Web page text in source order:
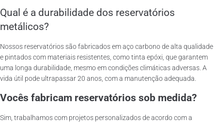
Qual é a durabilidade dos reservatórios
metálicos?
Nossos reservatórios são fabricados em aço carbono de alta qualidade
e pintados com materiais resistentes, como tinta epóxi, que garantem
uma longa durabilidade, mesmo em condições climáticas adversas. A
vida útil pode ultrapassar 20 anos, com a manutenção adequada.
Vocês fabricam reservatórios sob medida?
Sim, trabalhamos com projetos personalizados de acordo com a